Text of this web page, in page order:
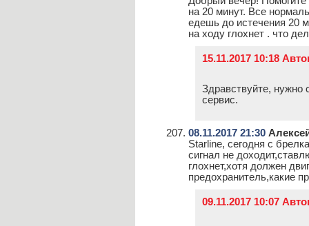
на 20 минут. Все
едешь до истечения 20
на ходу глохнет . что
15.11.2017 10:18
Здравствуйте, нужно
сервис.
08.11.2017 21:30
Starline, сегодня с
сигнал не
глохнет,хотя должен
предохранитель,какие
09.11.2017 10:07